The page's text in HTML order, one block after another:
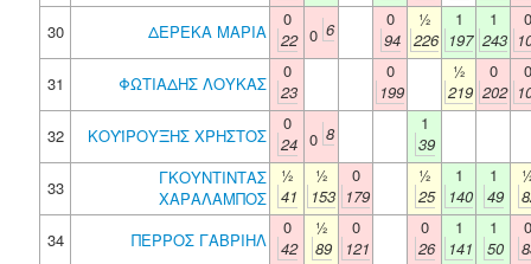
30
ΔΕΡΕΚΑ ΜΑΡΙΑ
0
22 0 6
0
94
½
226
1
197
1
243
0
31
ΦΩΤΙΑΔΗΣ ΛΟΥΚΑΣ
0
23
0
199
½
219
0
202
0
32
ΚΟΥΪΡΟΥΞΗΣ ΧΡΗΣΤΟΣ
0
24 0 8
1
39
33
ΓΚΟΥΝΤΙΝΤΑΣ
ΧΑΡΑΛΑΜΠΟΣ
½
41
½
153
0
179
½
25
1
140
1
49
34
ΠΕΡΡΟΣ ΓΑΒΡΙΗΛ
0
42
½
89
0
121
0
26
1
141
1
50
0